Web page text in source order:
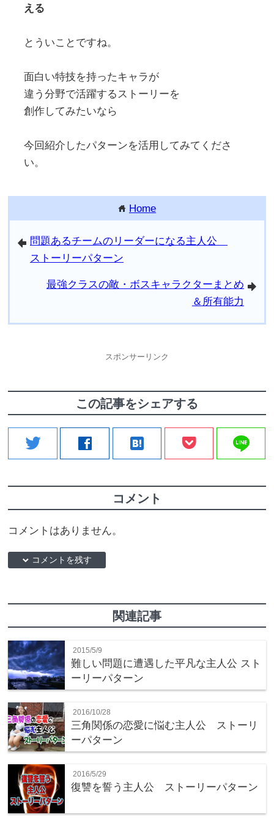
える
とういことですね。
面白い特技を持ったキャラが
違う分野で活躍するストーリーを
創作してみたいなら
今回紹介したパターンを活用してみてくださ
い。
home Home
arrowleft 問題あるチームのリーダーになる主人公
ストーリーパターン
arrowright
最強クラスの敵・ボスキャラクターまとめ
＆所有能力
スポンサーリンク
この記事をシェアする
twitter facebook hatenabookmark line
コメント
コメントはありません。
down コメントを残す
関連記事
2015/5/9
難しい問題に遭遇した平凡な主人公 スト
ーリーパターン
2016/10/28
三角関係の恋愛に悩む主人公 ストーリ
ーパターン
2016/5/29
復讐を誓う主人公 ストーリーパターン